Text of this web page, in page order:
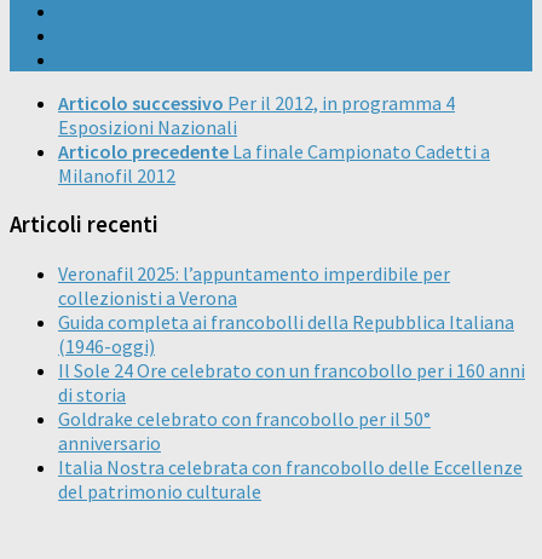
Articolo successivo Per il 2012, in programma 4
Esposizioni Nazionali
Articolo precedente La finale Campionato Cadetti a
Milanofil 2012
Articoli recenti
Veronafil 2025: l’appuntamento imperdibile per
collezionisti a Verona
Guida completa ai francobolli della Repubblica Italiana
(1946-oggi)
Il Sole 24 Ore celebrato con un francobollo per i 160 anni
di storia
Goldrake celebrato con francobollo per il 50°
anniversario
Italia Nostra celebrata con francobollo delle Eccellenze
del patrimonio culturale